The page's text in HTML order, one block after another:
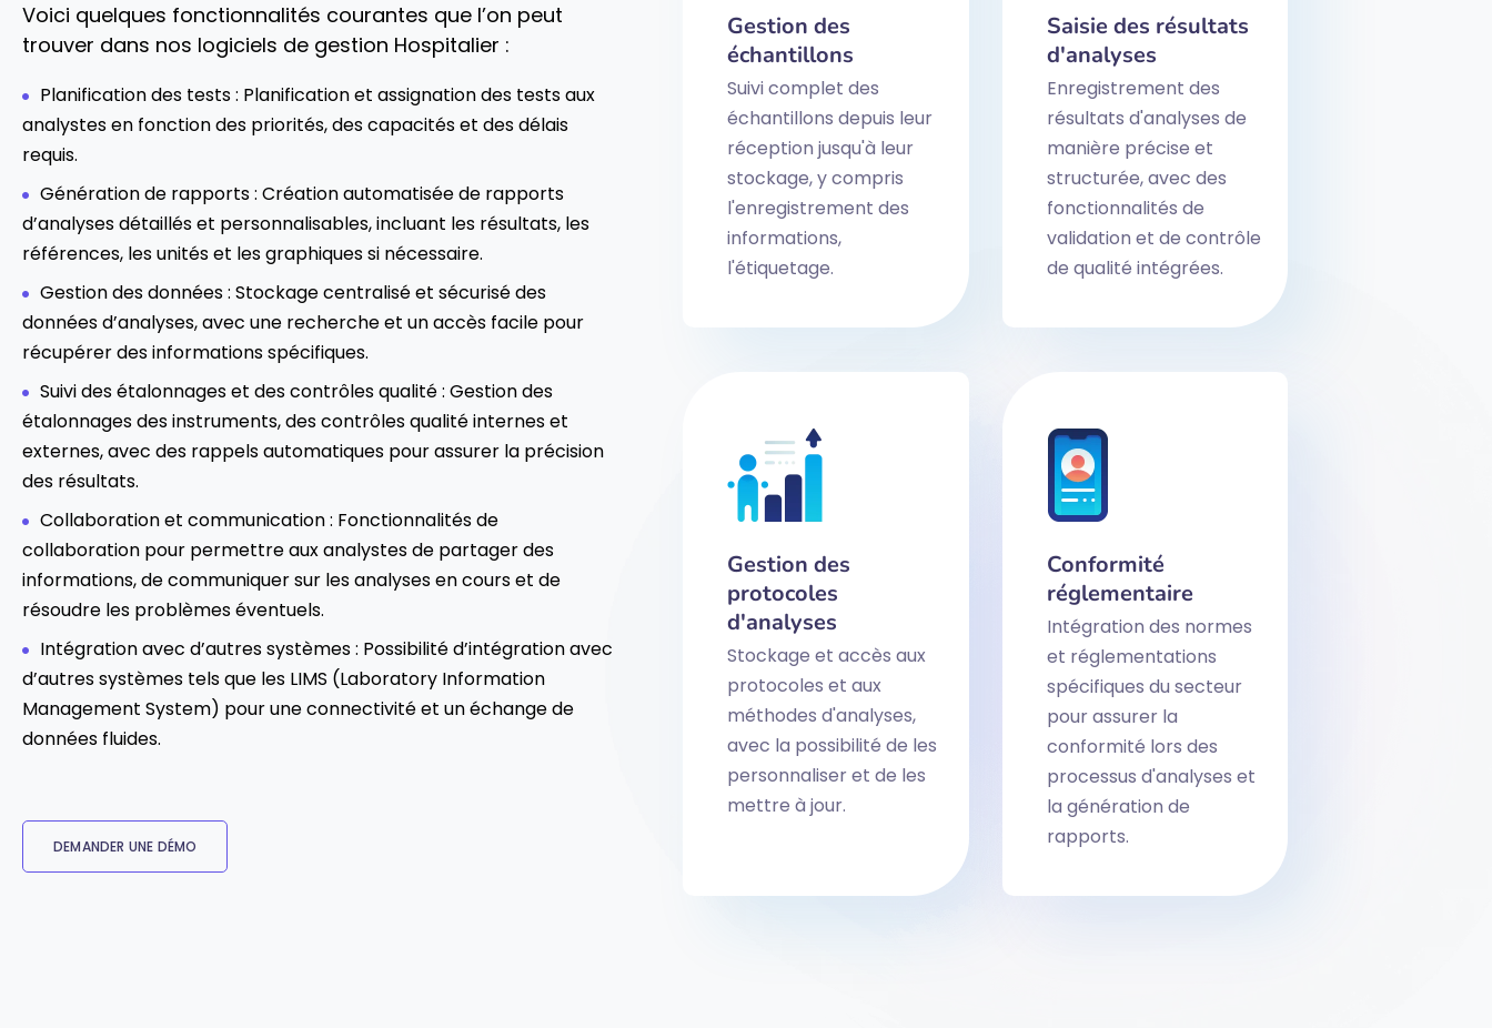
Voici quelques fonctionnalités courantes que l’on peut
trouver dans nos logiciels de gestion Hospitalier :
Planification des tests : Planification et assignation des tests aux
analystes en fonction des priorités, des capacités et des délais
requis.
Génération de rapports : Création automatisée de rapports
d’analyses détaillés et personnalisables, incluant les résultats, les
références, les unités et les graphiques si nécessaire.
Gestion des données : Stockage centralisé et sécurisé des
données d’analyses, avec une recherche et un accès facile pour
récupérer des informations spécifiques.
Suivi des étalonnages et des contrôles qualité : Gestion des
étalonnages des instruments, des contrôles qualité internes et
externes, avec des rappels automatiques pour assurer la précision
des résultats.
Collaboration et communication : Fonctionnalités de
collaboration pour permettre aux analystes de partager des
informations, de communiquer sur les analyses en cours et de
résoudre les problèmes éventuels.
Intégration avec d’autres systèmes : Possibilité d’intégration avec
d’autres systèmes tels que les LIMS (Laboratory Information
Management System) pour une connectivité et un échange de
données fluides.
DEMANDER UNE DÉMO
Gestion des
échantillons
Suivi complet des
échantillons depuis leur
réception jusqu'à leur
stockage, y compris
l'enregistrement des
informations,
l'étiquetage.
Saisie des résultats
d'analyses
Enregistrement des
résultats d'analyses de
manière précise et
structurée, avec des
fonctionnalités de
validation et de contrôle
de qualité intégrées.
Gestion des
protocoles
d'analyses
Stockage et accès aux
protocoles et aux
méthodes d'analyses,
avec la possibilité de les
personnaliser et de les
mettre à jour.
Conformité
réglementaire
Intégration des normes
et réglementations
spécifiques du secteur
pour assurer la
conformité lors des
processus d'analyses et
la génération de
rapports.